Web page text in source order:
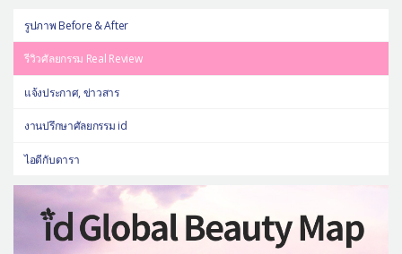
รูปภาพ Before & After
รีวิวศัลยกรรม Real Review
แจ้งประกาศ, ข่าวสาร
งานปรึกษาศัลยกรรม id
ไอดีกับดารา